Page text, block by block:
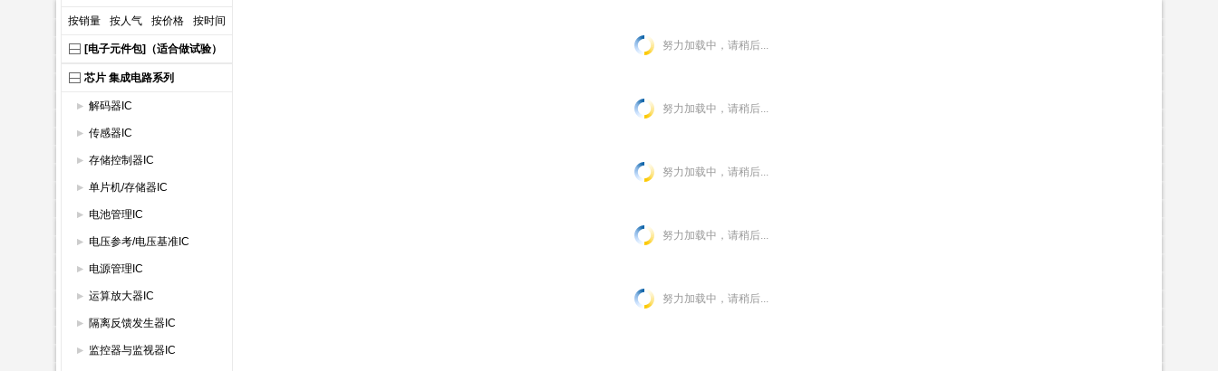
按销量 按人气 按价格 按时间
[电子元件包]（适合做试验）
芯片 集成电路系列
解码器IC
传感器IC
存储控制器IC
单片机/存储器IC
电池管理IC
电压参考/电压基准IC
电源管理IC
运算放大器IC
隔离反馈发生器IC
监控器与监视器IC
努力加载中，请稍后...
努力加载中，请稍后...
努力加载中，请稍后...
努力加载中，请稍后...
努力加载中，请稍后...